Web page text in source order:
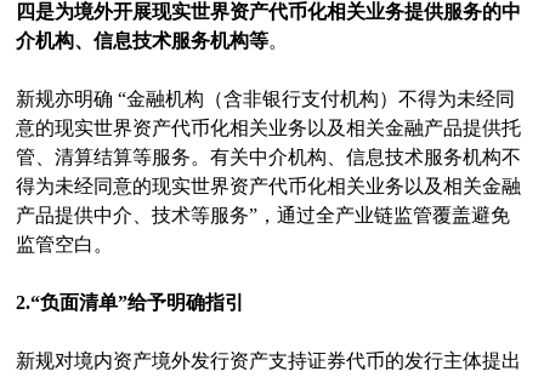
四是为境外开展现实世界资产代币化相关业务提供服务的中
介机构、信息技术服务机构等。
新规亦明确 “金融机构（含非银行支付机构）不得为未经同
意的现实世界资产代币化相关业务以及相关金融产品提供托
管、清算结算等服务。有关中介机构、信息技术服务机构不
得为未经同意的现实世界资产代币化相关业务以及相关金融
产品提供中介、技术等服务”，通过全产业链监管覆盖避免
监管空白。
2.“负面清单”给予明确指引
新规对境内资产境外发行资产支持证券代币的发行主体提出